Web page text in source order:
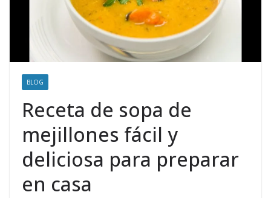
BLOG
Receta de sopa de
mejillones fácil y
deliciosa para preparar
en casa